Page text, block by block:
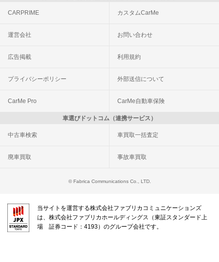
CARPRIME カスタムCarMe
運営会社 お問い合わせ
広告掲載 利用規約
プライバシーポリシー 外部送信について
CarMe Pro CarMe自動車保険
車選びドットコム（連携サービス）
中古車検索 車買取一括査定
廃車買取 事故車買取
© Fabrica Communications Co., LTD.
当サイトを運営する株式会社ファブリカコミュニケーションズ
は、株式会社ファブリカホールディングス（東証スタンダード上
場 証券コード：4193）のグループ会社です。